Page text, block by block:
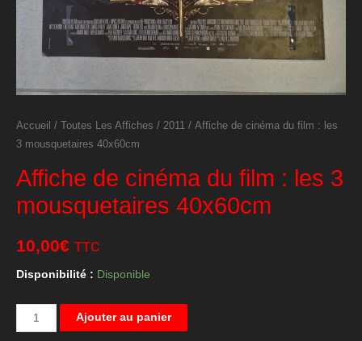
Accueil / Toutes Les Affiches / 2011 / Affiche de cinéma du film : les
3 mousquetaires 40x60cm
Affiche de cinéma du film : les 3
mousquetaires 40x60cm
10,00€ TTC
Disponibilité : Disponible
quantité
de
Ajouter au panier